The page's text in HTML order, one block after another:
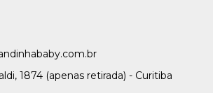
1874 (apenas retirada) - Curitiba